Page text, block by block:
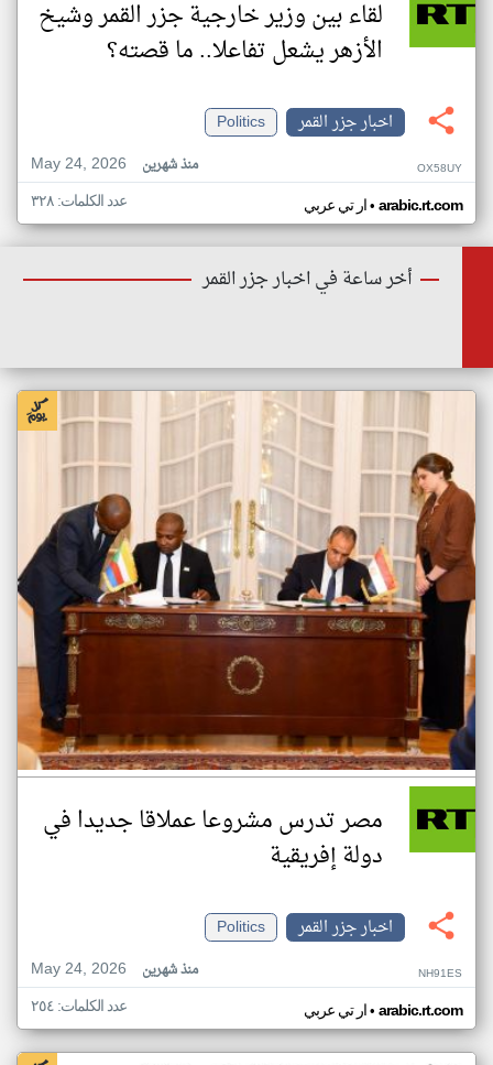
لقاء بين وزير خارجية جزر القمر وشيخ
الأزهر يشعل تفاعلا.. ما قصته؟
اخبار جزر القمر
Politics
May 24, 2026
منذ شهرين OX58UY
ار تي عربي• arabic.rt.com عدد الكلمات: ٣٢٨
أخر ساعة في اخبار جزر القمر
مصر تدرس مشروعا عملاقا جديدا في
دولة إفريقية
اخبار جزر القمر
Politics
May 24, 2026
منذ شهرين NH91ES
ار تي عربي• arabic.rt.com عدد الكلمات: ٢٥٤